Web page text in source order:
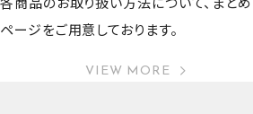
ページをご用意しております。
VIEW MORE